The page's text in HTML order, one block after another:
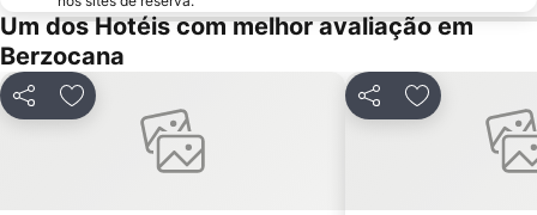
Um dos Hotéis com melhor avaliação em
Berzocana
PartilharAdicionar aos favoritos PartilharAdicionar